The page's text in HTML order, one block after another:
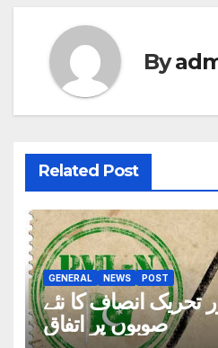
By
Related Post
GENERAL NEWS POST
تحریک انصاف کا نئے
صوبوں پر اتفاق